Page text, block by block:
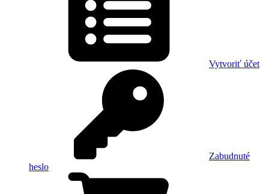
Vytvoriť účet
Zabudnuté
heslo